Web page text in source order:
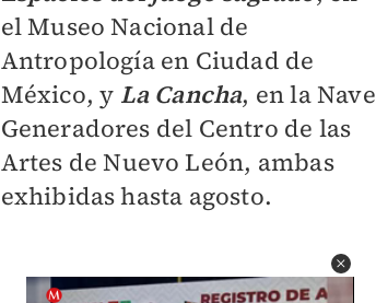
el Museo Nacional de
Antropología en Ciudad de
México, y La Cancha, en la Nave
Generadores del Centro de las
Artes de Nuevo León, ambas
exhibidas hasta agosto.